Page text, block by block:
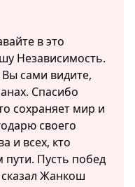
в это
Независимость.
сами видите,
Спасибо
сохраняет мир и
своего
и всех, кто
Пусть побед
сказал Жанкош